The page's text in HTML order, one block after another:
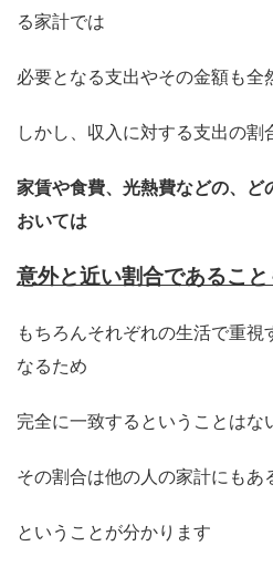
る家計では
必要となる支出やその金額も全
しかし、収入に対する支出の割
家賃や食費、光熱費などの、ど
おいては
意外と近い割合であるこ
もちろんそれぞれの生活で重
なるため
完全に一致するということはな
その割合は他の人の家計にもあ
ということが分かります